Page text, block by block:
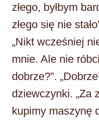
złego, byłbym
złego się nie
„Nikt wcześniej
mnie. Ale nie
dobrze?”.
dziewczynki. „Za
kupimy maszynę